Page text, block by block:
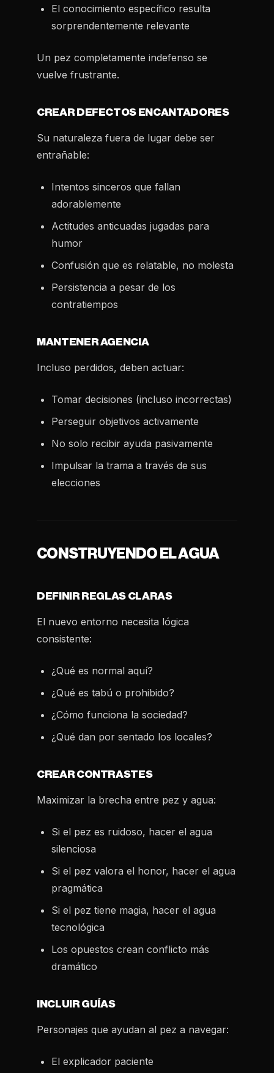
El conocimiento específico resulta
sorprendentemente relevante
Un pez completamente indefenso se
vuelve frustrante.
CREAR DEFECTOS ENCANTADORES
Su naturaleza fuera de lugar debe ser
entrañable:
Intentos sinceros que fallan
adorablemente
Actitudes anticuadas jugadas para
humor
Confusión que es relatable, no molesta
Persistencia a pesar de los
contratiempos
MANTENER AGENCIA
Incluso perdidos, deben actuar:
Tomar decisiones (incluso incorrectas)
Perseguir objetivos activamente
No solo recibir ayuda pasivamente
Impulsar la trama a través de sus
elecciones
CONSTRUYENDO EL AGUA
DEFINIR REGLAS CLARAS
El nuevo entorno necesita lógica
consistente:
¿Qué es normal aquí?
¿Qué es tabú o prohibido?
¿Cómo funciona la sociedad?
¿Qué dan por sentado los locales?
CREAR CONTRASTES
Maximizar la brecha entre pez y agua:
Si el pez es ruidoso, hacer el agua
silenciosa
Si el pez valora el honor, hacer el agua
pragmática
Si el pez tiene magia, hacer el agua
tecnológica
Los opuestos crean conflicto más
dramático
INCLUIR GUÍAS
Personajes que ayudan al pez a navegar:
El explicador paciente